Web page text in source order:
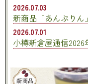
2026.07.03
新商品「あんぷりん
2026.07.01
小樽新倉屋通信2026